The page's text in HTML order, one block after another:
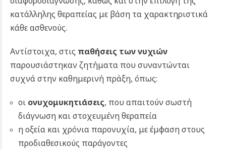
κατάλληλης θεραπείας με βάση τα χαρακτηριστικά
κάθε ασθενούς.
Αντίστοιχα, στις παθήσεις των νυχιών
παρουσιάστηκαν ζητήματα που συναντώνται
συχνά στην καθημερινή πράξη, όπως:
οι ονυχομυκητιάσεις, που απαιτούν σωστή
διάγνωση και στοχευμένη θεραπεία
η οξεία και χρόνια παρονυχία, με έμφαση στους
προδιαθεσικούς παράγοντες